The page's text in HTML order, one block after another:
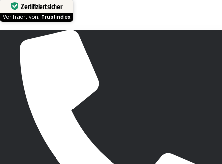
Zertifiziert sicher
Verifiziert von: Trustindex